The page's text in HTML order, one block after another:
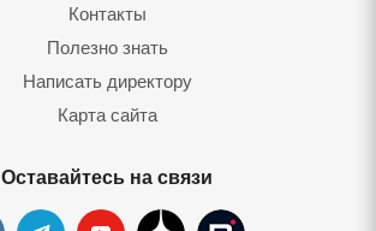
Контакты
Полезно знать
Написать директору
Карта сайта
Оставайтесь на связи